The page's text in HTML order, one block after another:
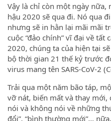
Vậy là chỉ còn một ngày nữa,
hậu 2020 sẽ qua đi. Nó qua
nhưng sẽ in hằn lại mãi mãi
cuộc “đảo chính” vĩ đại về tất
2020, chúng ta của hiện tại
bộ thời gian 21 thế kỷ trước
virus mang tên SARS-CoV-2
Trải qua một năm bão táp,
vỡ nát, biến mất và thay
nói và không nói về những
đổi”, “bình thường mới”…